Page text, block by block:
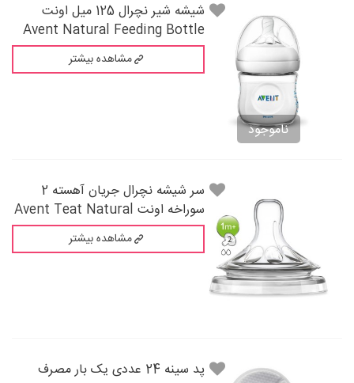
ناموجود
شيشه شير نچرال 125 میل اونت
Avent Natural Feeding Bottle
مشاهده بیشتر
سر شيشه نچرال جريان آهسته 2
سوراخه اونت Avent Teat Natural
مشاهده بیشتر
پد سینه 24 عددی یک بار مصرف